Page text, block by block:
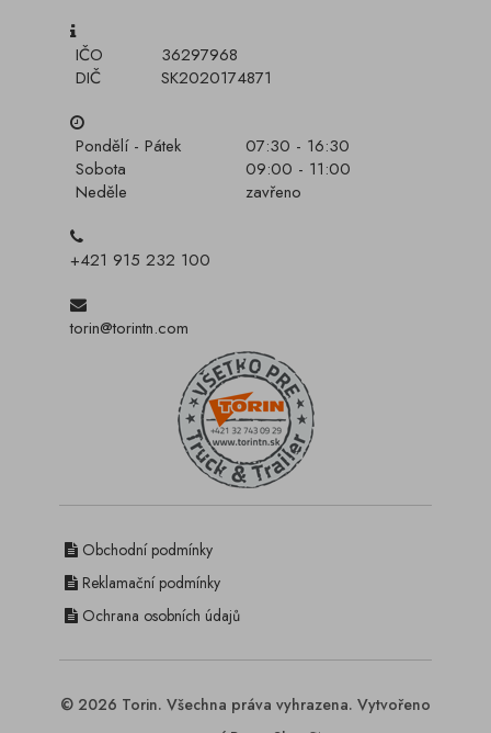
IČO
36297968
DIČ
SK2020174871
Pondělí - Pátek
07:30 - 16:30
Sobota
09:00 - 11:00
Neděle
zavřeno
+421 915 232 100
torin@torintn.com
Obchodní podmínky
Reklamační podmínky
Ochrana osobních údajů
© 2026 Torin. Všechna práva vyhrazena. Vytvořeno